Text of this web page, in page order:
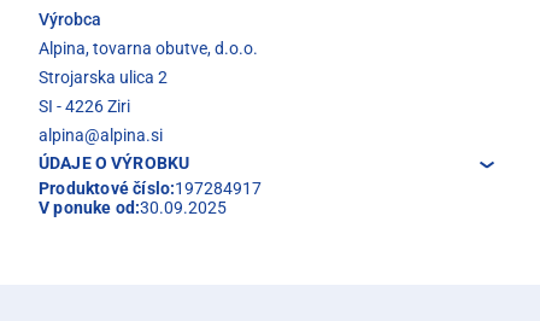
Výrobca
Alpina, tovarna obutve, d.o.o.
Strojarska ulica 2
SI - 4226 Ziri
alpina@alpina.si
ÚDAJE O VÝROBKU
Produktové číslo:197284917
V ponuke od:30.09.2025